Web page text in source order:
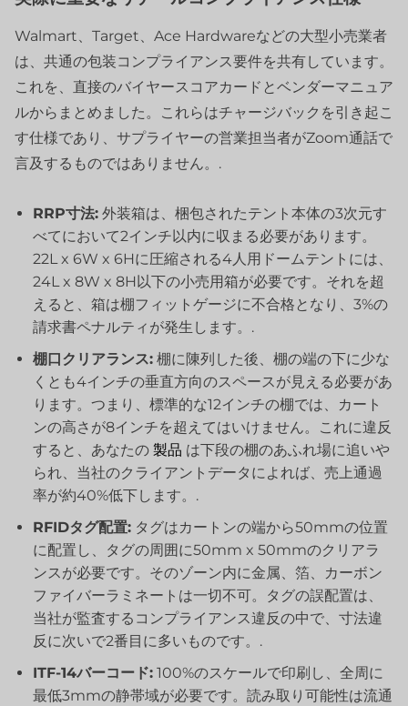
Walmart、Target、Ace Hardwareなどの大型小売業者
は、共通の包装コンプライアンス要件を共有しています。
これを、直接のバイヤースコアカードとベンダーマニュア
ルからまとめました。これらはチャージバックを引き起こ
す仕様であり、サプライヤーの営業担当者がZoom通話で
言及するものではありません。.
RRP寸法: 外装箱は、梱包されたテント本体の3次元す
べてにおいて2インチ以内に収まる必要があります。
22L x 6W x 6Hに圧縮される4人用ドームテントには、
24L x 8W x 8H以下の小売用箱が必要です。それを超
えると、箱は棚フィットゲージに不合格となり、3%の
請求書ペナルティが発生します。.
棚口クリアランス: 棚に陳列した後、棚の端の下に少な
くとも4インチの垂直方向のスペースが見える必要があ
ります。つまり、標準的な12インチの棚では、カート
ンの高さが8インチを超えてはいけません。これに違反
すると、あなたの 製品 は下段の棚のあふれ場に追いや
られ、当社のクライアントデータによれば、売上通過
率が約40%低下します。.
RFIDタグ配置: タグはカートンの端から50mmの位置
に配置し、タグの周囲に50mm x 50mmのクリアラ
ンスが必要です。そのゾーン内に金属、箔、カーボン
ファイバーラミネートは一切不可。タグの誤配置は、
当社が監査するコンプライアンス違反の中で、寸法違
反に次いで2番目に多いものです。.
ITF-14バーコード: 100%のスケールで印刷し、全周に
最低3mmの静帯域が必要です。読み取り可能性は流通